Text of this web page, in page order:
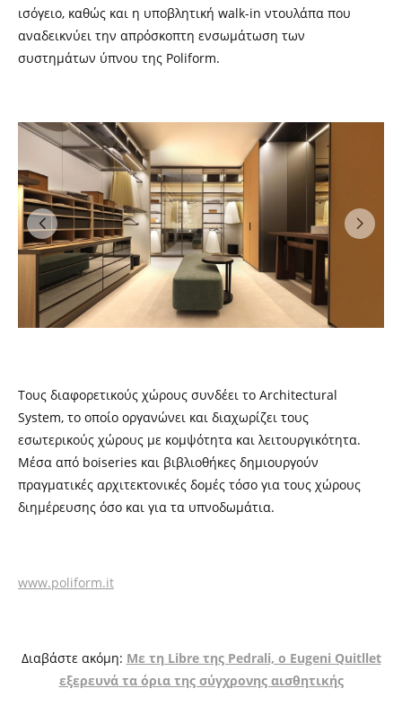
ισόγειο, καθώς και η υποβλητική walk-in ντουλάπα που
αναδεικνύει την απρόσκοπτη ενσωμάτωση των
συστημάτων ύπνου της Poliform.
Τους διαφορετικούς χώρους συνδέει το Architectural
System, το οποίο οργανώνει και διαχωρίζει τους
εσωτερικούς χώρους με κομψότητα και λειτουργικότητα.
Μέσα από boiseries και βιβλιοθήκες δημιουργούν
πραγματικές αρχιτεκτονικές δομές τόσο για τους χώρους
διημέρευσης όσο και για τα υπνοδωμάτια.
www.poliform.it
Διαβάστε ακόμη: Με τη Libre της Pedrali, ο Eugeni Quitllet
εξερευνά τα όρια της σύγχρονης αισθητικής